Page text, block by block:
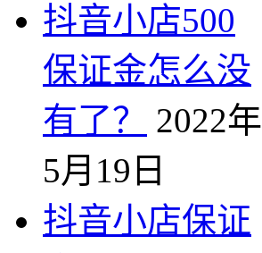
抖音小店500
保证金怎么没
有了？
2022年
5月19日
抖音小店保证